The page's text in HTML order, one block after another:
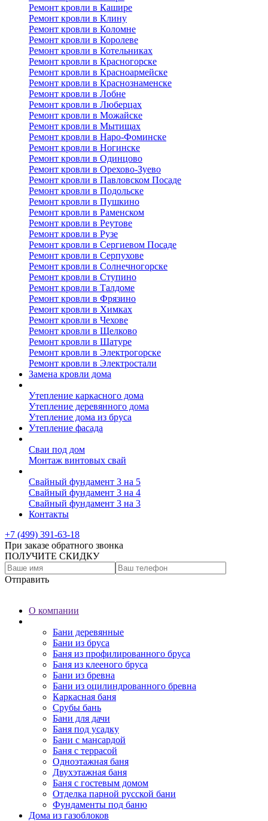
Ремонт кровли в Кашире
Ремонт кровли в Клину
Ремонт кровли в Коломне
Ремонт кровли в Королеве
Ремонт кровли в Котельниках
Ремонт кровли в Красногорске
Ремонт кровли в Красноармейске
Ремонт кровли в Краснознаменске
Ремонт кровли в Лобне
Ремонт кровли в Люберцах
Ремонт кровли в Можайске
Ремонт кровли в Мытищах
Ремонт кровли в Наро-Фоминске
Ремонт кровли в Ногинске
Ремонт кровли в Одинцово
Ремонт кровли в Орехово-Зуево
Ремонт кровли в Павловском Посаде
Ремонт кровли в Подольске
Ремонт кровли в Пушкино
Ремонт кровли в Раменском
Ремонт кровли в Реутове
Ремонт кровли в Рузе
Ремонт кровли в Сергиевом Посаде
Ремонт кровли в Серпухове
Ремонт кровли в Солнечногорске
Ремонт кровли в Ступино
Ремонт кровли в Талдоме
Ремонт кровли в Фрязино
Ремонт кровли в Химках
Ремонт кровли в Чехове
Ремонт кровли в Щелково
Ремонт кровли в Шатуре
Ремонт кровли в Электрогорске
Ремонт кровли в Электростали
Замена кровли дома
Утепление каркасного дома
Утепление деревянного дома
Утепление дома из бруса
Утепление фасада
Сваи под дом
Монтаж винтовых свай
Свайный фундамент 3 на 5
Свайный фундамент 3 на 4
Свайный фундамент 3 на 3
Контакты
+7 (499) 391-63-18
При заказе обратного звонка
ПОЛУЧИТЕ СКИДКУ
Отправить
О компании
Бани деревянные
Бани из бруса
Баня из профилированного бруса
Баня из клееного бруса
Бани из бревна
Бани из оцилиндрованного бревна
Каркасная баня
Срубы бань
Бани для дачи
Баня под усадку
Бани с мансардой
Баня с террасой
Одноэтажная баня
Двухэтажная баня
Баня с гостевым домом
Отделка парной русской бани
Фундаменты под баню
Дома из газоблоков